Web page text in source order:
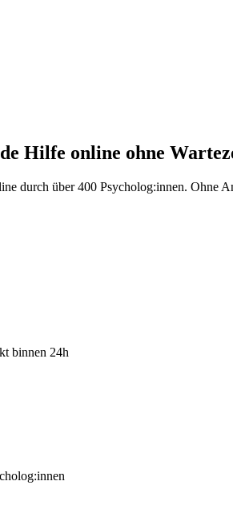
Hilfe online ohne
durch über 400 Psycholog:innen.
binnen 24h